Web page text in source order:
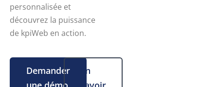
personnalisée et
découvrez la puissance
de kpiWeb en action.
Demander
En